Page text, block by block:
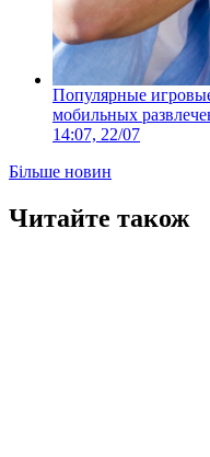
Популярные
мобильных
14:07, 22/07
Більше новин
Читайте також